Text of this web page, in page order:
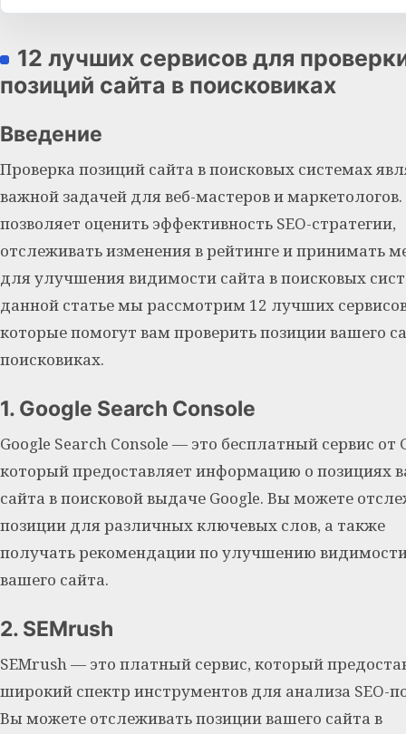
12 лучших сервисов для
позиций сайта в поисковиках
Введение
Проверка позиций сайта в поисковых системах
важной задачей для веб-мастеров и маркетологов.
позволяет оценить эффективность SEO-стратегии,
отслеживать изменения в рейтинге и принимать
для улучшения видимости сайта в поисковых
данной статье мы рассмотрим 12 лучших
которые помогут вам проверить позиции вашего
поисковиках.
1. Google Search Console
Google Search Console — это бесплатный сервис от
который предоставляет информацию о позициях
сайта в поисковой выдаче Google. Вы можете
позиции для различных ключевых слов, а также
получать рекомендации по улучшению
вашего сайта.
2. SEMrush
SEMrush — это платный сервис, который
широкий спектр инструментов для анализа SEO-
Вы можете отслеживать позиции вашего сайта в